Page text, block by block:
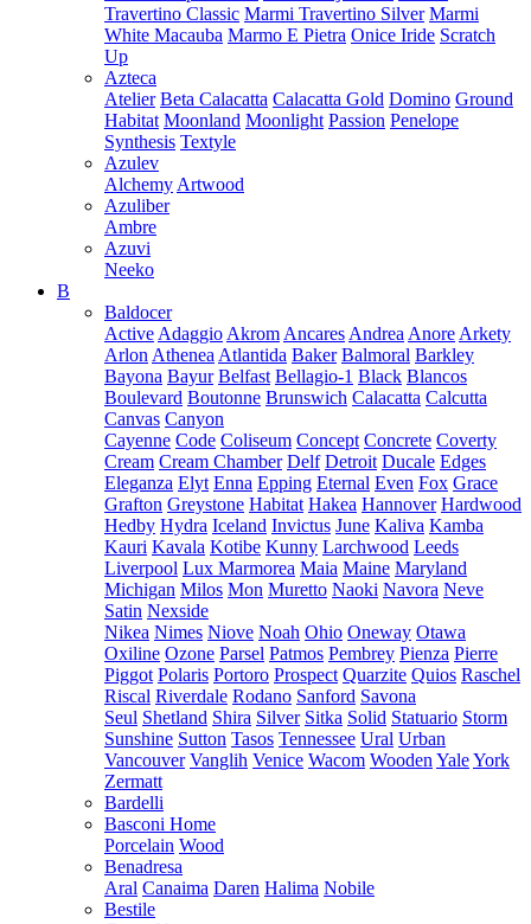
Travertino Classic Marmi Travertino Silver Marmi
White Macauba Marmo E Pietra Onice Iride Scratch
Up
Azteca
Atelier Beta Calacatta Calacatta Gold Domino Ground
Habitat Moonland Moonlight Passion Penelope
Synthesis Textyle
Azulev
Alchemy Artwood
Azuliber
Ambre
Azuvi
Neeko
B
Baldocer
Active Adaggio Akrom Ancares Andrea Anore Arkety
Arlon Athenea Atlantida Baker Balmoral Barkley
Bayona Bayur Belfast Bellagio-1 Black Blancos
Boulevard Boutonne Brunswich Calacatta Calcutta
Canvas Canyon
Cayenne Code Coliseum Concept Concrete Coverty
Cream Cream Chamber Delf Detroit Ducale Edges
Eleganza Elyt Enna Epping Eternal Even Fox Grace
Grafton Greystone Habitat Hakea Hannover Hardwood
Hedby Hydra Iceland Invictus June Kaliva Kamba
Kauri Kavala Kotibe Kunny Larchwood Leeds
Liverpool Lux Marmorea Maia Maine Maryland
Michigan Milos Mon Muretto Naoki Navora Neve
Satin Nexside
Nikea Nimes Niove Noah Ohio Oneway Otawa
Oxiline Ozone Parsel Patmos Pembrey Pienza Pierre
Piggot Polaris Portoro Prospect Quarzite Quios Raschel
Riscal Riverdale Rodano Sanford Savona
Seul Shetland Shira Silver Sitka Solid Statuario Storm
Sunshine Sutton Tasos Tennessee Ural Urban
Vancouver Vanglih Venice Wacom Wooden YaleYork
Zermatt
Bardelli
Basconi Home
Porcelain Wood
Benadresa
Aral Canaima Daren Halima Nobile
Bestile